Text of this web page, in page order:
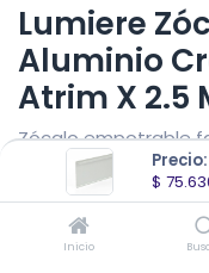
Precio:
$
Inicio
Lumiere
Aluminio
Atrim X 2.5
Zócalo empotrable
aleación 6063 T5,
interiores. Su
borde inferior, evita
facilita la limpieza
moderna y